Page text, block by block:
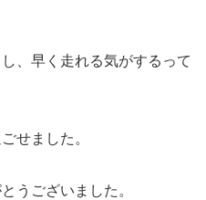
、早く走れる気がするって
せました。
うございました。